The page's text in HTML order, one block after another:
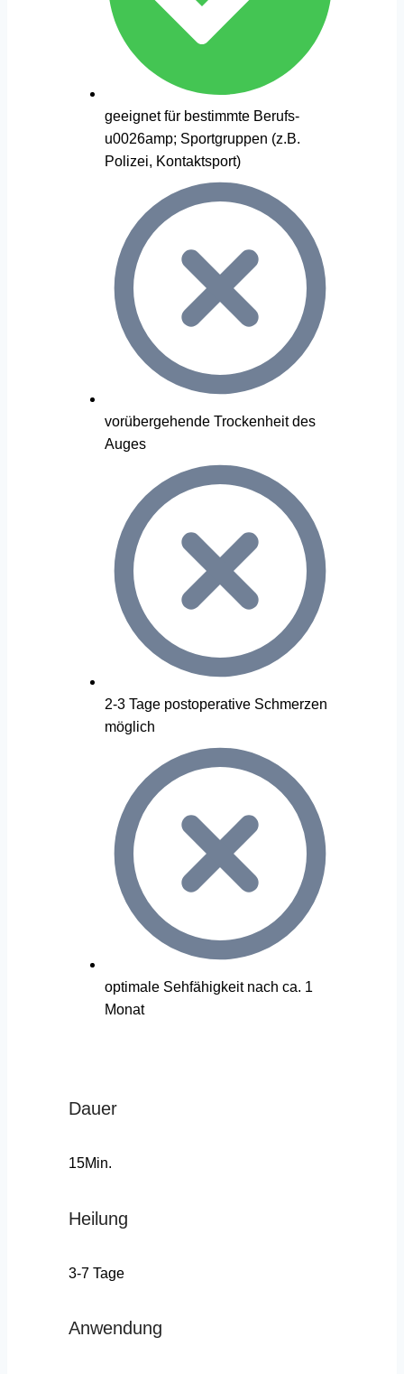
geeignet für bestimmte Berufs-
u0026amp; Sportgruppen (z.B.
Polizei, Kontaktsport)
vorübergehende Trockenheit des
Auges
2-3 Tage postoperative Schmerzen
möglich
optimale Sehfähigkeit nach ca. 1
Monat
Dauer
15Min.
Heilung
3-7 Tage
Anwendung